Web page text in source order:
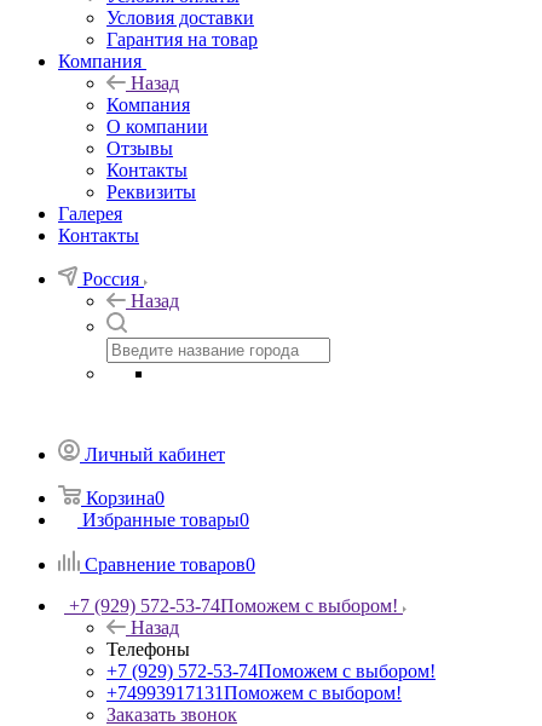
Условия доставки
Гарантия на товар
Компания
Назад
Компания
О компании
Отзывы
Контакты
Реквизиты
Галерея
Контакты
Россия
Назад
Личный кабинет
Корзина0
Избранные товары0
Сравнение товаров0
+7 (929) 572-53-74Поможем с выбором!
Назад
Телефоны
+7 (929) 572-53-74Поможем с выбором!
+74993917131Поможем с выбором!
Заказать звонок